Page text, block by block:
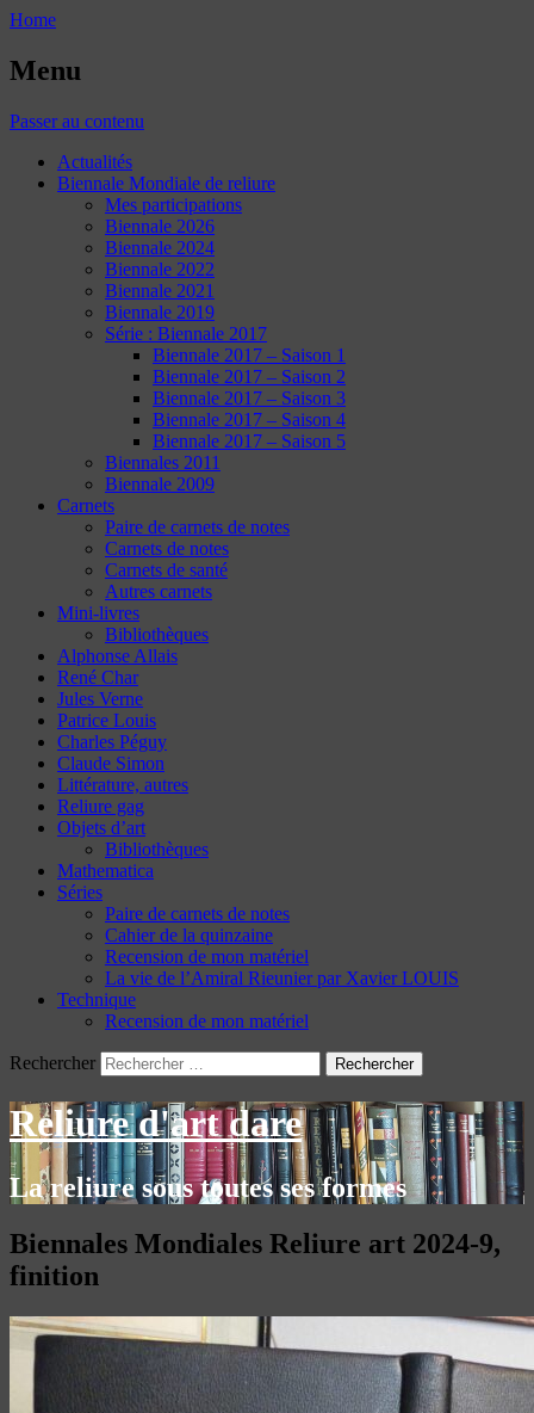
Home
Menu
Passer au contenu
Actualités
Biennale Mondiale de reliure
Mes participations
Biennale 2026
Biennale 2024
Biennale 2022
Biennale 2021
Biennale 2019
Série : Biennale 2017
Biennale 2017 – Saison 1
Biennale 2017 – Saison 2
Biennale 2017 – Saison 3
Biennale 2017 – Saison 4
Biennale 2017 – Saison 5
Biennales 2011
Biennale 2009
Carnets
Paire de carnets de notes
Carnets de notes
Carnets de santé
Autres carnets
Mini-livres
Bibliothèques
Alphonse Allais
René Char
Jules Verne
Patrice Louis
Charles Péguy
Claude Simon
Littérature, autres
Reliure gag
Objets d’art
Bibliothèques
Mathematica
Séries
Paire de carnets de notes
Cahier de la quinzaine
Recension de mon matériel
La vie de l’Amiral Rieunier par Xavier LOUIS
Technique
Recension de mon matériel
Rechercher
Reliure d'art dare
La reliure sous toutes ses formes
Biennales Mondiales Reliure art 2024-9,
finition